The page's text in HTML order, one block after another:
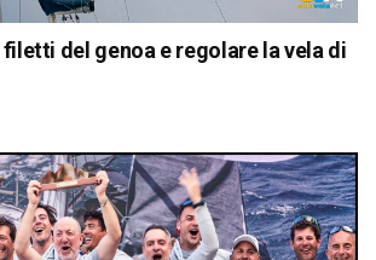
del genoa e regolare la vela di